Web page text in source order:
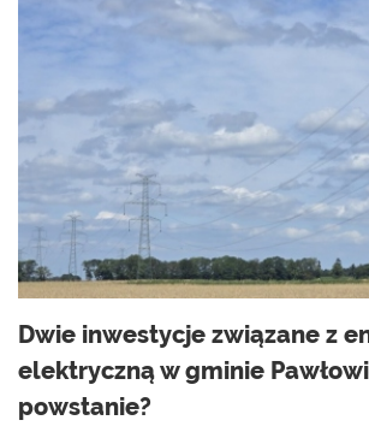
Dwie inwestycje związane z
elektryczną w gminie
powstanie?